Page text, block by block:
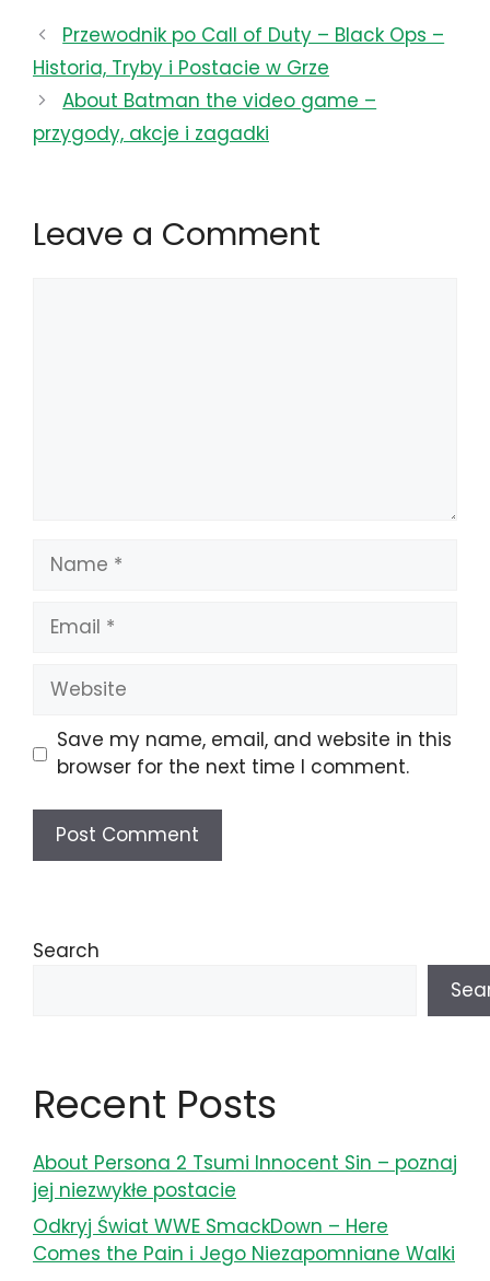
Przewodnik po Call of Duty – Black Ops –
Historia, Tryby i Postacie w Grze
About Batman the video game –
przygody, akcje i zagadki
Leave a Comment
Name
Email
Website
Save my name, email, and website in this
browser for the next time I comment.
Search
Recent Posts
About Persona 2 Tsumi Innocent Sin – poznaj
jej niezwykłe postacie
Odkryj Świat WWE SmackDown – Here
Comes the Pain i Jego Niezapomniane Walki